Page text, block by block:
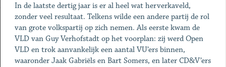
In de laatste dertig jaar is er al heel wat herverkaveld,
zonder veel resultaat. Telkens wilde een andere partij de rol
van grote volkspartij op zich nemen. Als eerste kwam de
VLD van Guy Verhofstadt op het voorplan: zij werd Open
VLD en trok aanvankelijk een aantal VU’ers binnen,
waaronder Jaak Gabriëls en Bart Somers, en later CD&V’ers